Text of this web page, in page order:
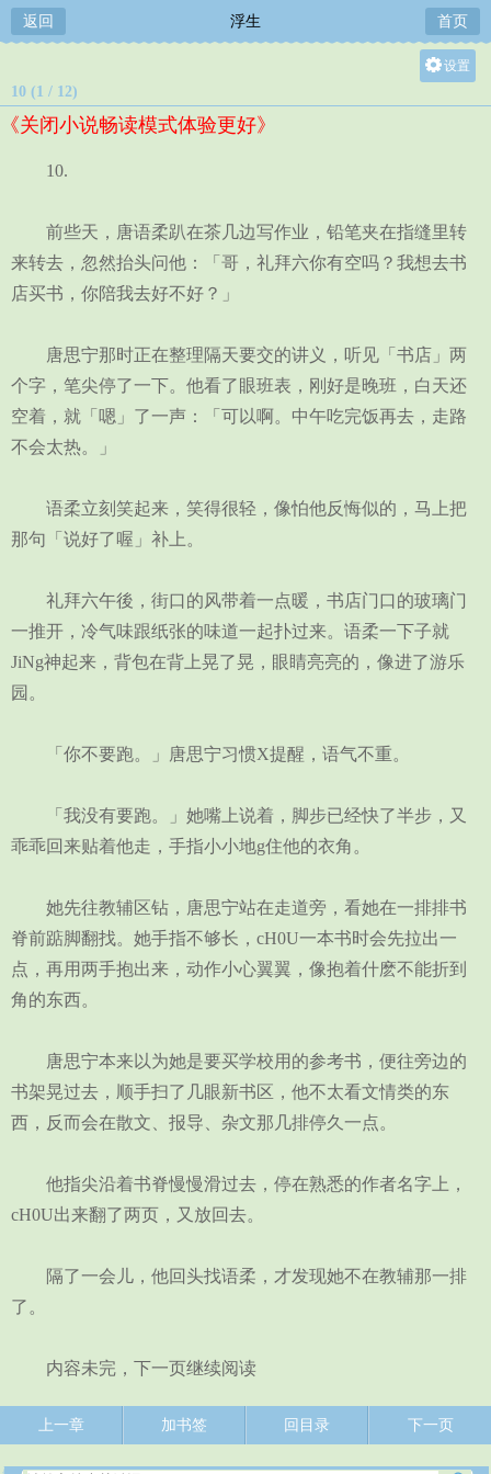
返回 浮生 首页
设置
10 (1 / 12)
《关闭小说畅读模式体验更好》
10.
前些天，唐语柔趴在茶几边写作业，铅笔夹在指缝里转
来转去，忽然抬头问他：「哥，礼拜六你有空吗？我想去书
店买书，你陪我去好不好？」
唐思宁那时正在整理隔天要交的讲义，听见「书店」两
个字，笔尖停了一下。他看了眼班表，刚好是晚班，白天还
空着，就「嗯」了一声：「可以啊。中午吃完饭再去，走路
不会太热。」
语柔立刻笑起来，笑得很轻，像怕他反悔似的，马上把
那句「说好了喔」补上。
礼拜六午後，街口的风带着一点暖，书店门口的玻璃门
一推开，冷气味跟纸张的味道一起扑过来。语柔一下子就
JiNg神起来，背包在背上晃了晃，眼睛亮亮的，像进了游乐
园。
「你不要跑。」唐思宁习惯X提醒，语气不重。
「我没有要跑。」她嘴上说着，脚步已经快了半步，又
乖乖回来贴着他走，手指小小地g住他的衣角。
她先往教辅区钻，唐思宁站在走道旁，看她在一排排书
脊前踮脚翻找。她手指不够长，cH0U一本书时会先拉出一
点，再用两手抱出来，动作小心翼翼，像抱着什麽不能折到
角的东西。
唐思宁本来以为她是要买学校用的参考书，便往旁边的
书架晃过去，顺手扫了几眼新书区，他不太看文情类的东
西，反而会在散文、报导、杂文那几排停久一点。
他指尖沿着书脊慢慢滑过去，停在熟悉的作者名字上，
cH0U出来翻了两页，又放回去。
隔了一会儿，他回头找语柔，才发现她不在教辅那一排
了。
内容未完，下一页继续阅读
上一章 加书签 回目录 下一页